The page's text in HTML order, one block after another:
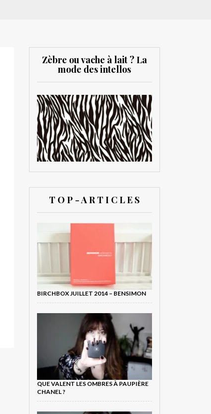
Zèbre ou vache à lait ? La
mode des intellos
T O P - A R T I C L E S
BIRCHBOX JUILLET 2014 – BENSIMON
QUE VALENT LES OMBRES À PAUPIÈRE
CHANEL ?